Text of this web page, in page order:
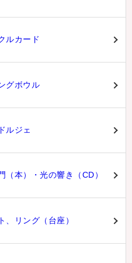
ルカード
グボウル
ルジェ
（本）・光の響き（CD）
、リング（台座）